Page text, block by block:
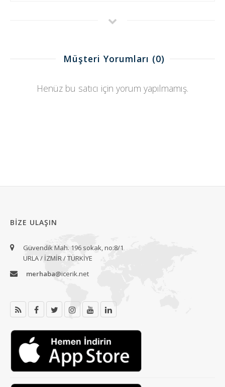
Müşteri Yorumları (0)
Henüz bu satıcı için yorum yapılmamış.
BIZE ULAŞIN
Güvendik Mah. 196 sokak, no:8/1
URLA / İZMİR / TÜRKİYE
merhaba@icerik.net